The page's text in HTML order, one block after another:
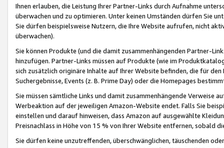
Ihnen erlauben, die Leistung Ihrer Partner-Links durch Aufnahme
überwachen und zu optimieren. Unter keinen Umständen dürfen Sie
Sie dürfen beispielsweise Nutzern, die Ihre Website aufrufen, nicht
überwachen).
Sie können Produkte (und die damit zusammenhängenden Partner-
hinzufügen. Partner-Links müssen auf Produkte (wie im
sich zusätzlich originäre Inhalte auf Ihrer Website befinden, die für
Suchergebnisse, Events (z. B. Prime Day) oder die Homepages
Sie müssen sämtliche Links und damit zusammenhängende
Werbeaktion auf der jeweiligen Amazon-Website endet. Falls Sie
einstellen und darauf hinweisen, dass Amazon auf ausgewählte
Preisnachlass in Höhe von 15 % von Ihrer Website entfernen, sobald
Sie dürfen keine unzutreffenden, überschwänglichen, täuschenden